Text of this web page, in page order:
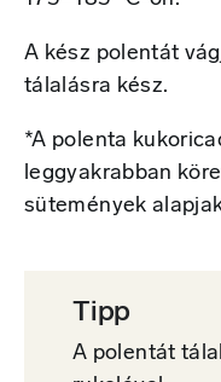
A kész polentát
tálalásra kész.
*A polenta
leggyakrabban
sütemények
Tipp
A polentát